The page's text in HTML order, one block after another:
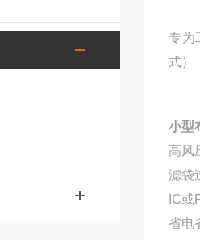
专为
式）
小型
高风
滤袋
IC
省电